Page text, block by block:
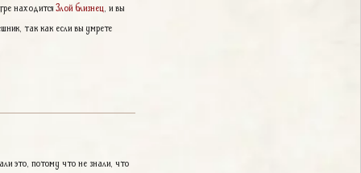
находитсяЗлой близнец , и вы
так как если вы умрете
это, потому что не знали, что